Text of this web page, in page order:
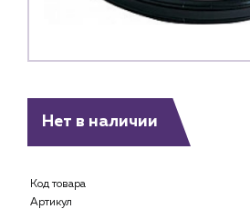
Нет в наличии
Код товара
Артикул